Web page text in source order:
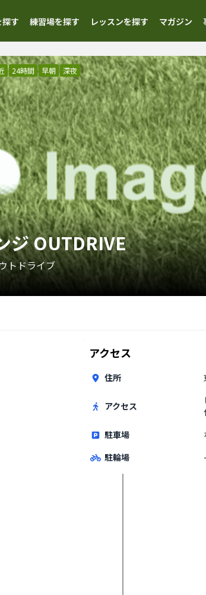
す 練習場を探す レッスンを探す マガジン
24時間 早朝 深夜
ジ OUTDRIVE
トドライブ
アクセス
住所
アクセス
駐車場
駐輪場
-